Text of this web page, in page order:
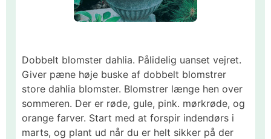
Dobbelt blomster dahlia. Pålidelig uanset vejret.
Giver pæne høje buske af dobbelt blomstrer
store dahlia blomster. Blomstrer længe hen over
sommeren. Der er røde, gule, pink. mørkrøde, og
orange farver. Start med at forspir indendørs i
marts, og plant ud når du er helt sikker på der